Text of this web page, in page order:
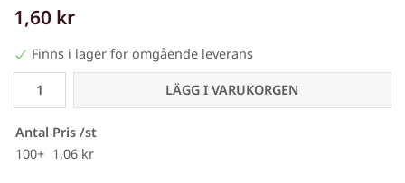
1,60 kr
Finns i lager för omgående leverans
LÄGG I VARUKORGEN
Antal Pris /st
100+ 1,06 kr